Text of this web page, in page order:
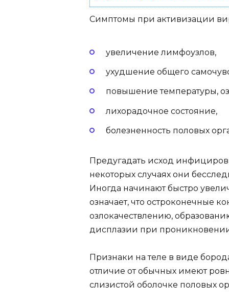
Симптомы при активизации
увеличение лимфоузлов,
ухудшение общего
повышение температуры,
лихорадочное состояние,
болезненность половых
Предугадать исход
некоторых случаях они
Иногда начинают быстро
означает, что остроконечные
озлокачествлению,
дисплазии при
Признаки на теле в виде
отличие от обычных имеют
слизистой оболочке половых